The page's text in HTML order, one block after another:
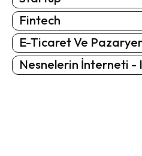
Fintech
E-Ticaret Ve
Nesnelerin İnterneti -